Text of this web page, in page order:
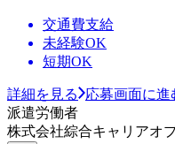
交通費支給
未経験OK
短期OK
詳細を見る
応募画面に進
派遣労働者
株式会社綜合キャリアオ